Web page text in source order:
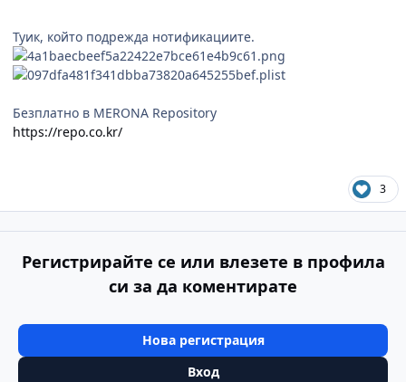
Туик, който подрежда нотификациите.
Безплатно в MERONA Repository
https://repo.co.kr/
3
Регистрирайте се или влезете в профила
си за да коментирате
Нова регистрация
Вход